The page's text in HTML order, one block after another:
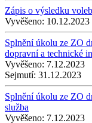
Zápis o výsledku
Vyvěšeno: 10.12.2023
Splnění úkolu ze ZO
dopravní a technické
Vyvěšeno: 7.12.2023
Sejmutí: 31.12.2023
Splnění úkolu ze ZO
služba
Vyvěšeno: 7.12.2023